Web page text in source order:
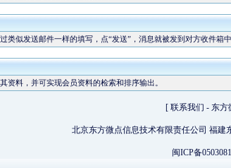
类似发送邮件一样的填写，点“发送”，消息就被发到对方收件箱
资料，并可实现会员资料的检索和排序输出。
[ 联系我们 - 东方
北京东方微点信息技术有限责任公司 福建
闽ICP备